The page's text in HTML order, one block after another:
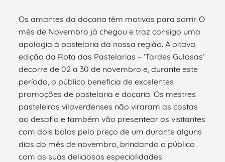
Os amantes da doçaria têm motivos para sorrir. O
mês de Novembro já chegou e traz consigo uma
apologia à pastelaria da nossa região. A oitava
edição da Rota das Pastelarias – ‘Tardes Gulosas’
decorre de 02 a 30 de novembro e, durante este
período, o público beneficia de excelentes
promoções de pastelaria e doçaria. Os mestres
pasteleiros vilaverdenses não viraram as costas
ao desafio e também vão presentear os visitantes
com dois bolos pelo preço de um durante alguns
dias do mês de novembro, brindando o público
com as suas deliciosas especialidades.